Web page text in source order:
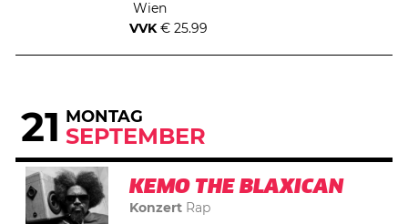
Wien
VVK€ 25.99
21 MONTAG
SEPTEMBER
KEMO THE BLAXICAN
Konzert Rap